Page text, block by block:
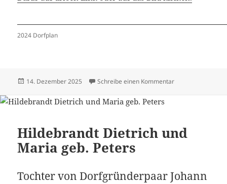
2024 Dorfplan
Veröffentlicht
14. Dezember 2025 Schreibe einen Kommentarzu Häuser 2024 –
Hildebrandt Dietrich und
Maria geb. Peters
Tochter von Dorfgründerpaar Johann